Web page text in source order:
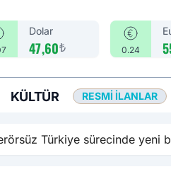
Dolar
47,60₺ 0.24
KÜLTÜR RESMI İLANLAR